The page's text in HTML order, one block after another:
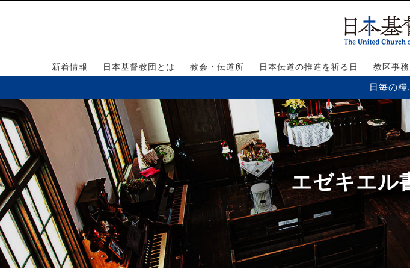
新着情報 日本基督教団とは 教会・伝道所 日本伝道の推進を祈る日 教区事
日毎の糧,
エゼキエル